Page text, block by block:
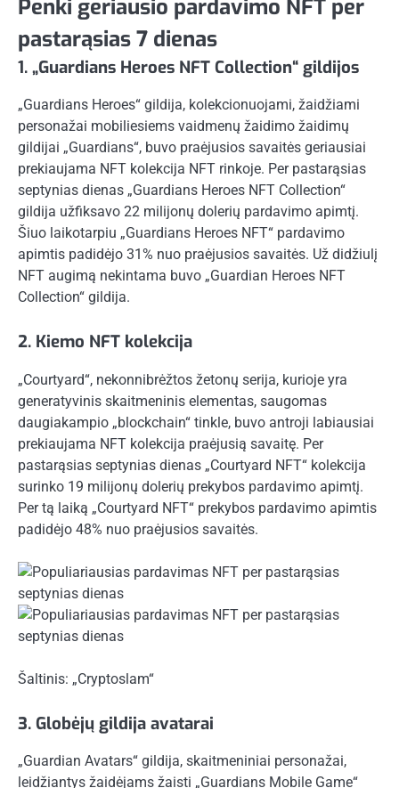
Penki geriausio pardavimo NFT per
pastarąsias 7 dienas
1. „Guardians Heroes NFT Collection“ gildijos
„Guardians Heroes“ gildija, kolekcionuojami, žaidžiami
personažai mobiliesiems vaidmenų žaidimo žaidimų
gildijai „Guardians“, buvo praėjusios savaitės geriausiai
prekiaujama NFT kolekcija NFT rinkoje. Per pastarąsias
septynias dienas „Guardians Heroes NFT Collection“
gildija užfiksavo 22 milijonų dolerių pardavimo apimtį.
Šiuo laikotarpiu „Guardians Heroes NFT“ pardavimo
apimtis padidėjo 31% nuo praėjusios savaitės. Už didžiulį
NFT augimą nekintama buvo „Guardian Heroes NFT
Collection“ gildija.
2. Kiemo NFT kolekcija
„Courtyard“, nekonnibrėžtos žetonų serija, kurioje yra
generatyvinis skaitmeninis elementas, saugomas
daugiakampio „blockchain“ tinkle, buvo antroji labiausiai
prekiaujama NFT kolekcija praėjusią savaitę. Per
pastarąsias septynias dienas „Courtyard NFT“ kolekcija
surinko 19 milijonų dolerių prekybos pardavimo apimtį.
Per tą laiką „Courtyard NFT“ prekybos pardavimo apimtis
padidėjo 48% nuo praėjusios savaitės.
Šaltinis: „Cryptoslam“
3. Globėjų gildija avatarai
„Guardian Avatars“ gildija, skaitmeniniai personažai,
leidžiantys žaidėjams žaisti „Guardians Mobile Game“